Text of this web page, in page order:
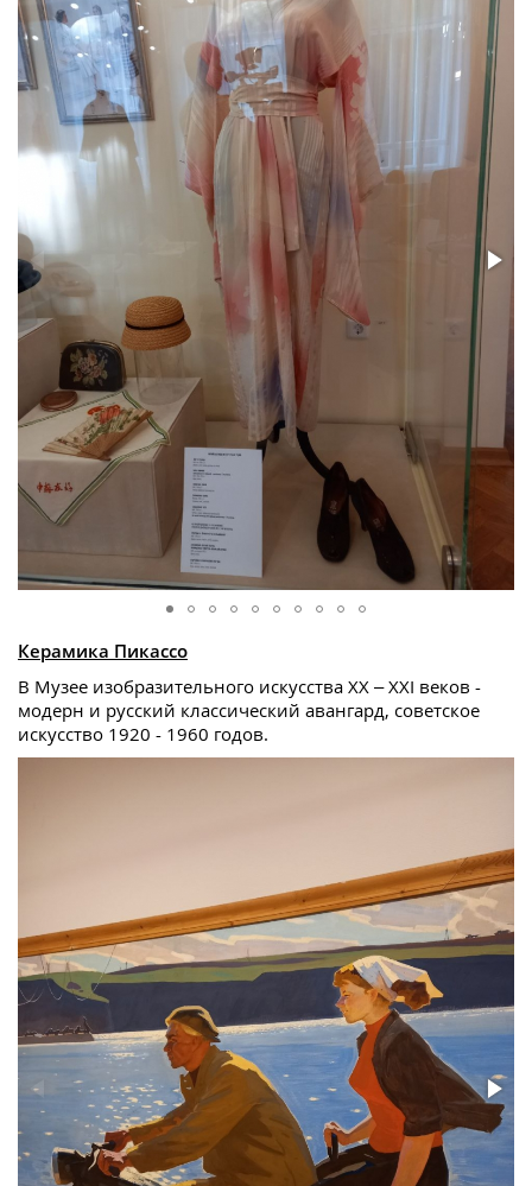
Керамика Пикассо
В Музее изобразительного искусства ХХ – XXI веков -
модерн и русский классический авангард, советское
искусство 1920 - 1960 годов.